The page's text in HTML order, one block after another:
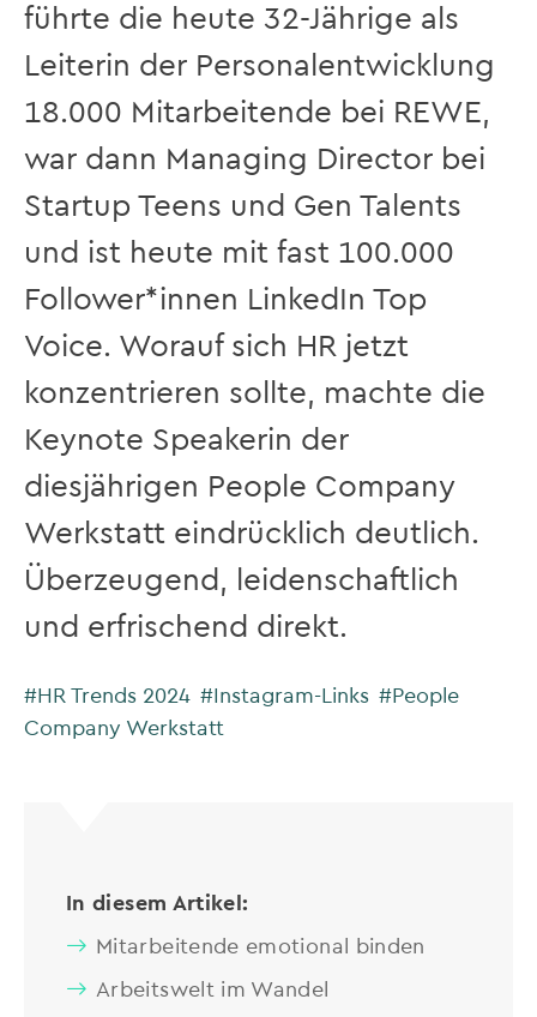
führte die heute 32-Jährige als
Leiterin der Personalentwicklung
18.000 Mitarbeitende bei REWE,
war dann Managing Director bei
Startup Teens und Gen Talents
und ist heute mit fast 100.000
Follower*innen LinkedIn Top
Voice. Worauf sich HR jetzt
konzentrieren sollte, machte die
Keynote Speakerin der
diesjährigen People Company
Werkstatt eindrücklich deutlich.
Überzeugend, leidenschaftlich
und erfrischend direkt.
#HR Trends 2024 #Instagram-Links #People
Company Werkstatt
In diesem Artikel:
Mitarbeitende emotional binden
Arbeitswelt im Wandel